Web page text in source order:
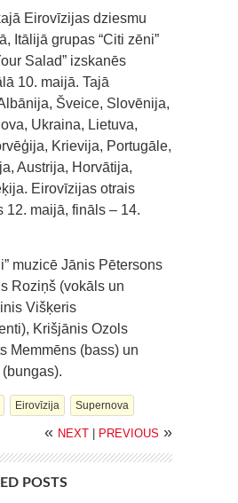
Eirovīzijas dziesmu
Itālijā grupas “Citi zēni”
Salad” izskanēs
10. maijā. Tajā
Šveice, Slovēnija,
Ukraina, Lietuva,
Krievija, Portugāle,
Austrija, Horvātija,
Eirovīzijas otrais
12. maijā, fināls – 14.
muzicē Jānis Pētersons
Roziņš (vokāls un
Višķeris
Krišjānis Ozols
Memmēns (bass) un
Eirovīzija Supernova
« NEXT PREVIOUS »
POSTS